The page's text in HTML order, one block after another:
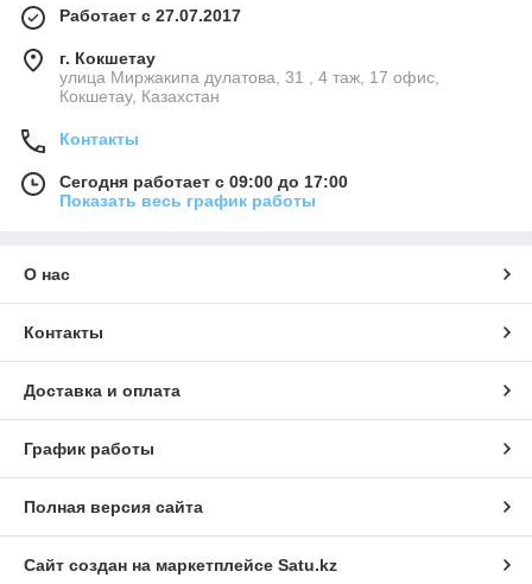
Работает с 27.07.2017
г. Кокшетау
улица Миржакипа дулатова, 31 , 4 таж, 17 офис,
Кокшетау, Казахстан
Контакты
Сегодня работает с 09:00 до 17:00
Показать весь график работы
О нас
Контакты
Доставка и оплата
График работы
Полная версия сайта
Сайт создан на маркетплейсе Satu.kz